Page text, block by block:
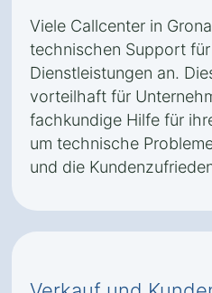
Viele Callcenter in
technischen Support
Dienstleistungen an.
vorteilhaft für
fachkundige Hilfe für
um technische
und die